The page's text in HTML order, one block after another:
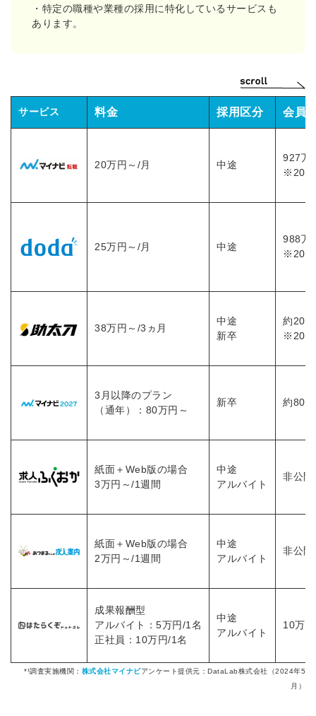
・特定の職種や業種の採用に特化しているサービスも
あります。
サービス 料金 採用区分 会員
20万円～/月 中途
927万
25万円～/月 中途
988万
38万円～/3ヵ月
中途
新卒
約20
3月以降のプラン
（通年）：80万円～
新卒 約80
紙面＋Web版の場合
3万円～/1週間
中途
アルバイト
非公開
紙面＋Web版の場合
2万円～/1週間
中途
アルバイト
非公開
成果報酬型
アルバイト：5万円/1名
正社員：10万円/1名
中途
アルバイト
10万
*¹調査実施機関： 株式会社マイナビアンケート提供元：DataLab株式会社（2024年5
⽉ ）